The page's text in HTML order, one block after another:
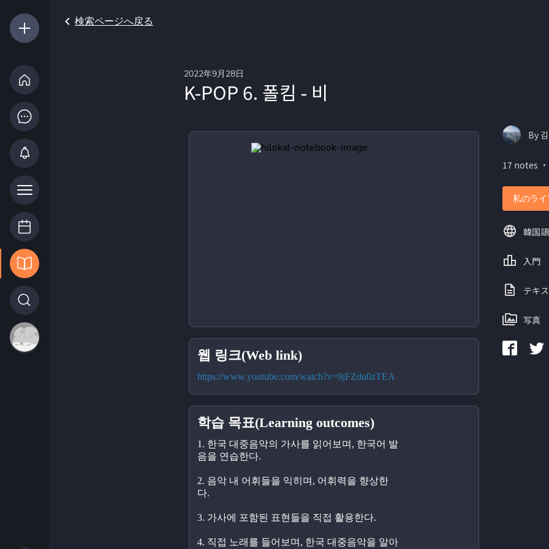
検索ページへ戻る
2022年9月28日
K-POP 6. 폴킴 - 비
웹 링크(Web link)
https://www.youtube.com/watch?v=9jFZdu0zTEA
학습 목표(Learning outcomes)
1. 한국 대중음악의 가사를 읽어보며, 한국어 발
음을 연습한다.
2. 음악 내 어휘들을 익히며, 어휘력을 향상한
다.
3. 가사에 포함된 표현들을 직접 활용한다.
4. 직접 노래를 들어보며, 한국 대중음악을 알아
By
17 notes
私のラ
韓国語
入門
テキ
写真